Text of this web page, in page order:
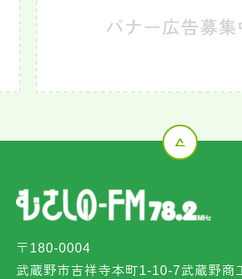
〒180-0004
武蔵野市吉祥寺本町1-10-7武蔵野商